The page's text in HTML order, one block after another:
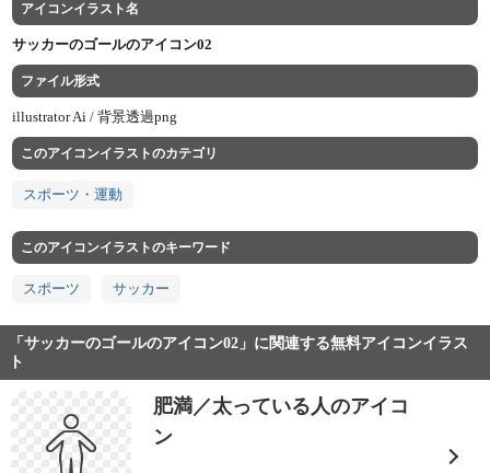
アイコンイラスト名
サッカーのゴールのアイコン02
ファイル形式
illustrator Ai /背景透過png
このアイコンイラストのカテゴリ
スポーツ・運動
このアイコンイラストのキーワード
スポーツ サッカー
「サッカーのゴールのアイコン02」に関連する無料アイコンイラス
ト
肥満／太っている人のアイコ
ン